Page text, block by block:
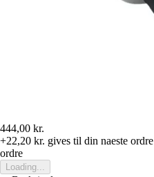
444,00 kr.
+22,20 kr. gives til din naeste ordre
ordre
Loading...